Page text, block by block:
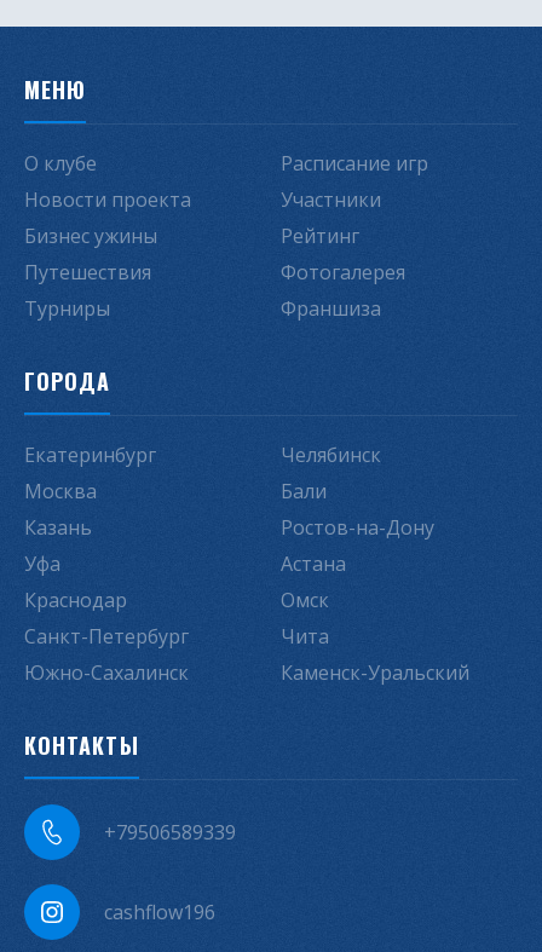
МЕНЮ
О клубе
Новости проекта
Бизнес ужины
Путешествия
Турниры
Расписание игр
Участники
Рейтинг
Фотогалерея
Франшиза
ГОРОДА
Екатеринбург
Москва
Казань
Уфа
Краснодар
Санкт-Петербург
Южно-Сахалинск
Челябинск
Бали
Ростов-на-Дону
Астана
Омск
Чита
Каменск-Уральский
КОНТАКТЫ
+79506589339
cashflow196